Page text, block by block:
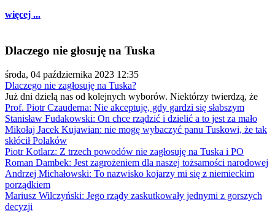
więcej ...
Dlaczego nie głosuję na Tuska
środa, 04 października 2023 12:35
Dlaczego nie zagłosuję na Tuska?
Już dni dzielą nas od kolejnych wyborów. Niektórzy twierdzą, że
Prof. Piotr Czauderna: Nie akceptuję, gdy gardzi się słabszym
Stanisław Fudakowski: On chce rządzić i dzielić a to jest za mało
Mikołaj Jacek Kujawian: nie mogę wybaczyć panu Tuskowi, że tak
skłócił Polaków
Piotr Kotlarz: Z trzech powodów nie zagłosuję na Tuska i PO
Roman Dambek: Jest zagrożeniem dla naszej tożsamości narodowej
Andrzej Michałowski: To nazwisko kojarzy mi się z niemieckim
porządkiem
Mariusz Wilczyński: Jego rządy zaskutkowały jednymi z gorszych
decyzji